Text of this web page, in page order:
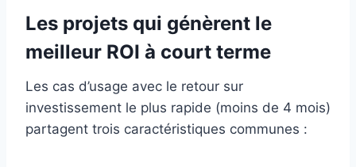
Les projets qui génèrent le
meilleur ROI à court terme
Les cas d’usage avec le retour sur
investissement le plus rapide (moins de 4 mois)
partagent trois caractéristiques communes :